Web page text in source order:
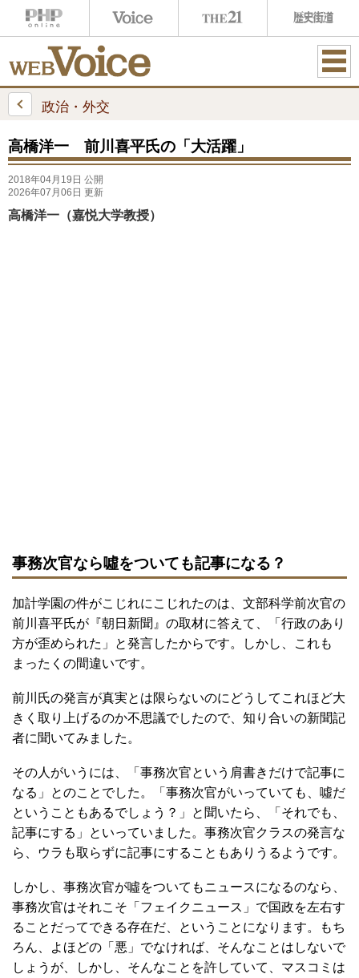
ME
政治・外交
高橋洋一 前川喜平氏の「大活躍」
2018年04月19日 公開
2026年07月06日 更新
高橋洋一（嘉悦大学教授）
事務次官なら噓をついても記事になる？
加計学園の件がこじれにこじれたのは、文部科学前次官の
前川喜平氏が『朝日新聞』の取材に答えて、「行政のあり
方が歪められた」と発言したからです。しかし、これも
まったくの間違いです。
前川氏の発言が真実とは限らないのにどうしてこれほど大
きく取り上げるのか不思議でしたので、知り合いの新聞記
者に聞いてみました。
その人がいうには、「事務次官という肩書きだけで記事に
なる」とのことでした。「事務次官がいっていても、噓だ
ということもあるでしょう？」と聞いたら、「それでも、
記事にする」といっていました。事務次官クラスの発言な
ら、ウラも取らずに記事にすることもありうるようです。
しかし、事務次官が噓をついてもニュースになるのなら、
事務次官はそれこそ「フェイクニュース」で国政を左右す
ることだってできる存在だ、ということになります。もち
ろん、よほどの「悪」でなければ、そんなことはしないで
しょうが、しかし、そんなことを許していて、マスコミは